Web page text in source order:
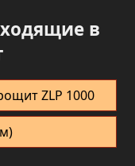
в
ZLP 1000